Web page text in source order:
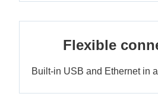
Flexible
Built-in USB and Ethernet in